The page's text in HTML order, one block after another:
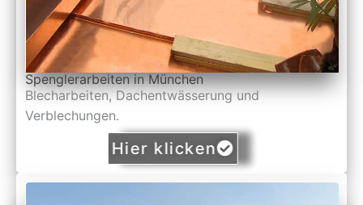
Spenglerarbeiten in München
Blecharbeiten, Dachentwässerung und
Verblechungen.
Hier klicken